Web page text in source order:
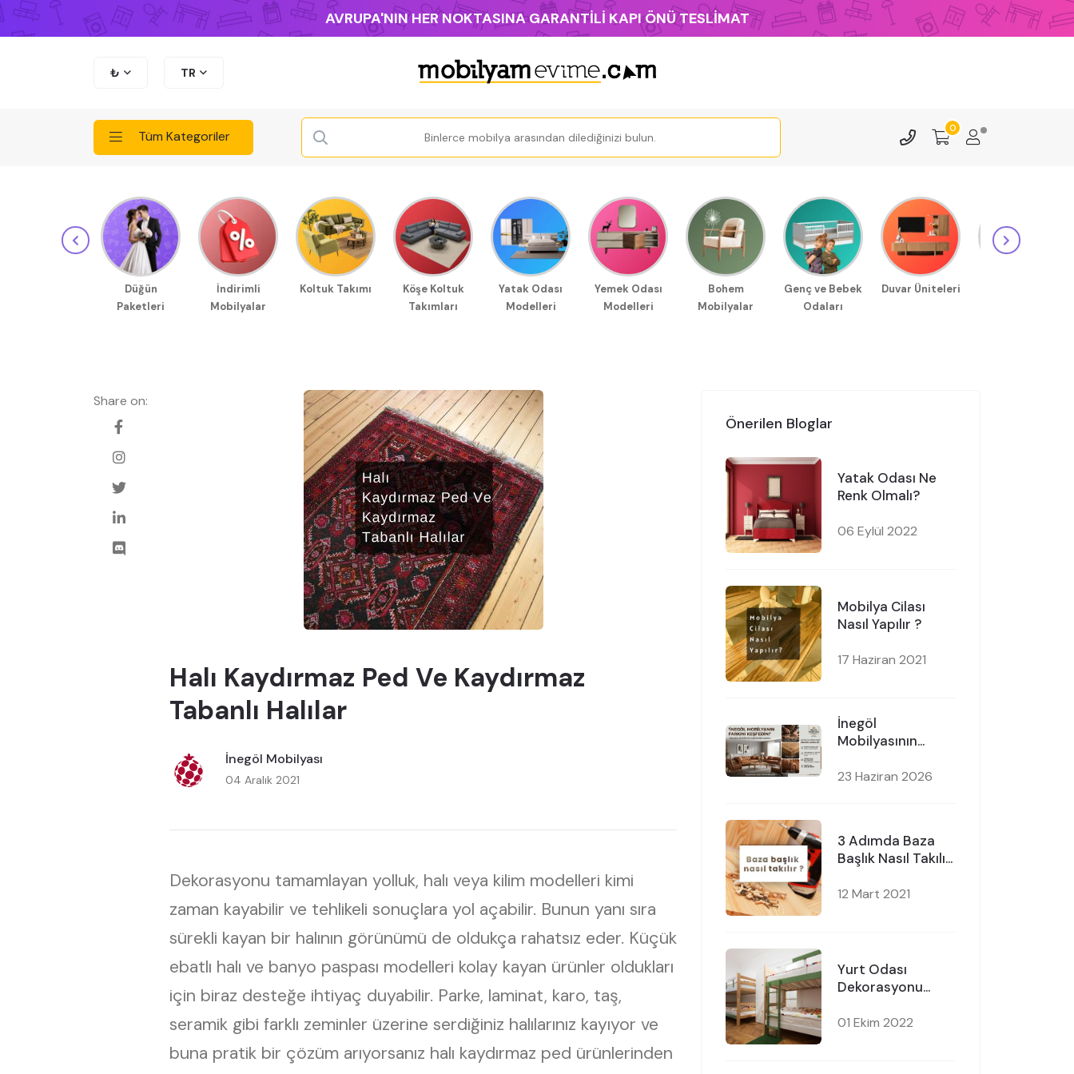
AVRUPA'NIN HER NOKTASINA GARANTİLİ KAPI ÖNÜ TESLİMAT
₺ TR
Tüm Kategoriler 0
Düğün
Paketleri
İndirimli
Mobilyalar
Koltuk Takımı
Köşe Koltuk
Takımları
Yatak Odası
Modelleri
Yemek Odası
Modelleri
Bohem
Mobilyalar
Genç ve Bebek
Odaları
Duvar Üniteleri
Share on:
Halı Kaydırmaz Ped Ve Kaydırmaz
Tabanlı Halılar
İnegöl Mobilyası
04 Aralık 2021
Dekorasyonu tamamlayan yolluk, halı veya kilim modelleri kimi
zaman kayabilir ve tehlikeli sonuçlara yol açabilir. Bunun yanı sıra
sürekli kayan bir halının görünümü de oldukça rahatsız eder. Küçük
ebatlı halı ve banyo paspası modelleri kolay kayan ürünler oldukları
için biraz desteğe ihtiyaç duyabilir. Parke, laminat, karo, taş,
seramik gibi farklı zeminler üzerine serdiğiniz halılarınız kayıyor ve
buna pratik bir çözüm arıyorsanız halı kaydırmaz ped ürünlerinden
Önerilen Bloglar
Yatak Odası Ne
Renk Olmalı?
06 Eylül 2022
Mobilya Cilası
Nasıl Yapılır ?
17 Haziran 2021
İnegöl
Mobilyasının
23 Haziran 2026
3 Adımda Baza
Başlık Nasıl Takılır
12 Mart 2021
Yurt Odası
Dekorasyonu
Edilmesi
01 Ekim 2022